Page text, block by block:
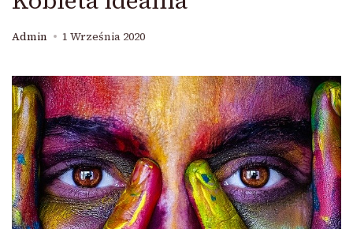
Admin 1 Września 2020